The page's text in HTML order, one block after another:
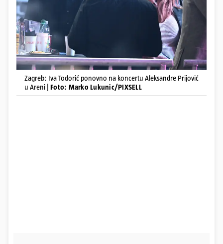
Zagreb: Iva Todorić ponovno na koncertu Aleksandre Prijović
u Areni | Foto: Marko Lukunic/PIXSELL